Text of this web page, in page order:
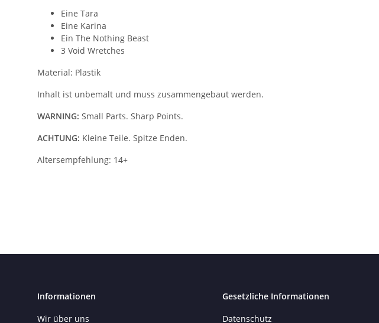
Eine Tara
Eine Karina
Ein The Nothing Beast
3 Void Wretches
Material: Plastik
Inhalt ist unbemalt und muss zusammengebaut werden.
WARNING: Small Parts. Sharp Points.
ACHTUNG: Kleine Teile. Spitze Enden.
Altersempfehlung: 14+
Informationen
Wir über uns
Gesetzliche Informationen
Datenschutz